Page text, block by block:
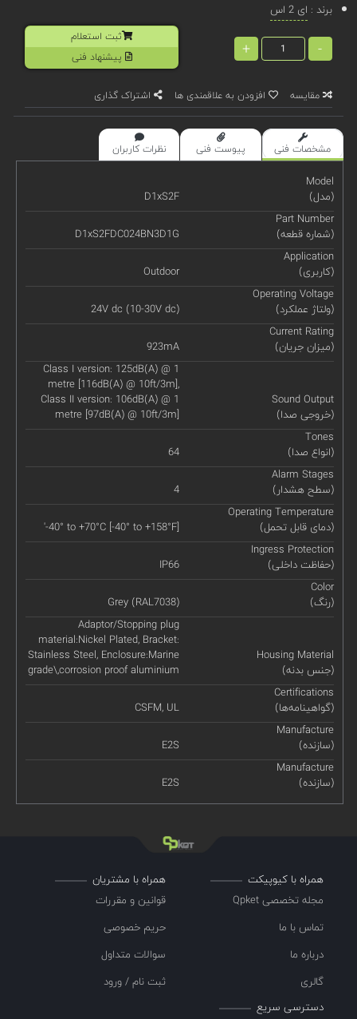
برند : ای 2 اس
-
+
ثبت استعلام
پیشنهاد فنی
مقایسه افزودن به علاقمندی ها اشتراک گذاری
مشخصات فنی پیوست فنی نظرات کاربران
Model
(مدل)
D1xS2F
Part Number
(شماره قطعه)
D1xS2FDC024BN3D1G
Application
(کاربری)
Outdoor
Operating Voltage
(ولتاژ عملکرد)
24V dc (10-30V dc)
Current Rating
(میزان جریان)
923mA
Sound Output
(خروجی صدا)
Class I version: 125dB(A) @ 1
metre [116dB(A) @ 10ft/3m],
Class II version: 106dB(A) @ 1
metre [97dB(A) @ 10ft/3m]
Tones
(انواع صدا)
64
Alarm Stages
(سطح هشدار)
4
Operating Temperature
(دمای قابل تحمل)
'-40° to +70°C [-40° to +158°F]
Ingress Protection
(حفاظت داخلی)
IP66
Color
(رنگ)
Grey (RAL7038)
Housing Material
(جنس بدنه)
Adaptor/Stopping plug
material:Nickel Plated, Bracket:
Stainless Steel, Enclosure:Marine
grade\,corrosion proof aluminium
Certifications
(گواهینامه‌ها)
CSFM, UL
Manufacture
(سازنده)
E2S
Manufacture
(سازنده)
E2S
همراه با کیوپیکت
مجله تخصصی Qpket
تماس با ما
درباره ما
گالری
همراه با مشتریان
قوانین و مقررات
حریم خصوصی
سوالات متداول
ثبت نام / ورود
دسترسی سریع